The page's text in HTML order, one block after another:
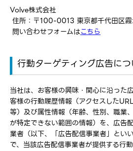
Volve株式会社
住所：〒100-0013 東京都千代田区
問い合わせフォームはこちら
行動ターゲティング広告につ
当社は、お客様の興味・関心に沿った
客様の行動履歴情報（アクセスした
等）及び属性情報（年齢、性別、職業
が特定できない範囲の情報）を、広告
業者（以下、「広告配信事業者」とい
で、当該広告配信事業者が提供する行